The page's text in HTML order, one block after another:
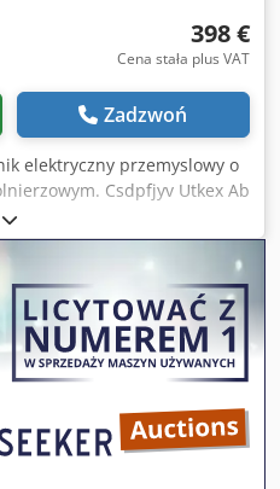
398 €
Cena stała plus VAT
Zadzwoń
elektryczny przemyslowy o
Csdpfjyv Utkex Ab
magazynowych, nigdy nie
magazynowania oraz
widoczny na zdjeciach.
pomp,
produkcyjnych. Dane
obrotowa 1455 obr min
50 Hz Zasilanie 3 fazy Cos
Srednica kolnierza
okolo 38 mm Stan: Nowy
Widoczna rdza na